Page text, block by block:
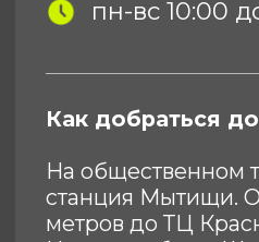
ООО «Coтеком» Copyright ©
Связаться